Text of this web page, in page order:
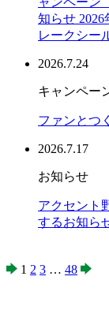
知らせ
レークシー
2026.7.24
キャンペー
ファンとつ
2026.7.17
お知らせ
アクセント
するお知ら
1 2 3 … 48